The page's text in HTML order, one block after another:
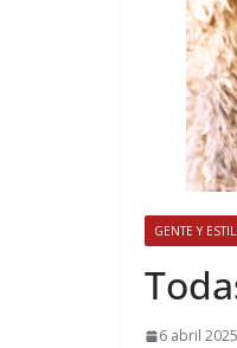
GENTE Y
6 abril 2025